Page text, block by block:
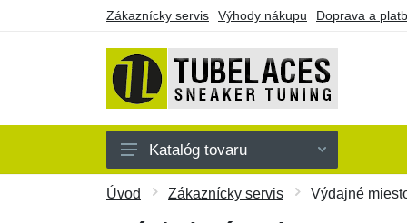
Zákaznícky servis Výhody nákupu Doprava a
Farebné
Katalóg tovaru
Úvod Zákaznícky servis Výdajné